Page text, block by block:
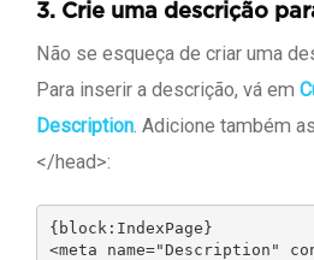
3. Crie uma descrição
Não se esqueça de criar uma
Para inserir a descrição, vá em
Description. Adicione também
</head>:
{block:IndexPage}
<meta name="Description"